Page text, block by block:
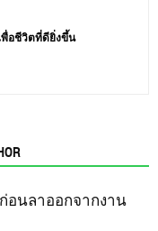
พื่อชีวิตที่ดียิ่งขึ้น
อนลาออกจากงาน